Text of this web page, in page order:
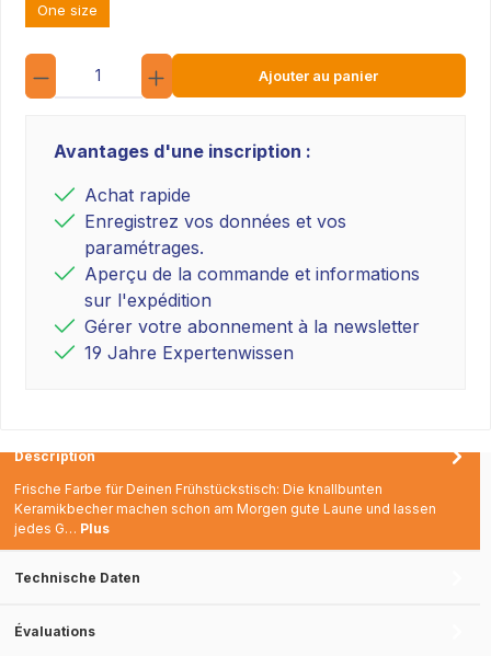
One size
Quantité
Ajouter au panier
Avantages d'une inscription :
Achat rapide
Enregistrez vos données et vos
paramétrages.
Aperçu de la commande et informations
sur l'expédition
Gérer votre abonnement à la newsletter
19 Jahre Expertenwissen
Description
Frische Farbe für Deinen Frühstückstisch: Die knallbunten
Keramikbecher machen schon am Morgen gute Laune und lassen
jedes G… Plus
Technische Daten
Évaluations